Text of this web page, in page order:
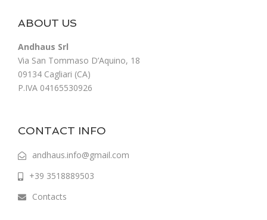
ABOUT US
Andhaus Srl
Via San Tommaso D’Aquino, 18
09134 Cagliari (CA)
P.IVA 04165530926
CONTACT INFO
andhaus.info@gmail.com
+39 3518889503
Contacts